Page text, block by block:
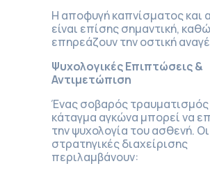
Η αποφυγή καπνίσματος και
είναι επίσης σημαντική,
επηρεάζουν την οστική
Ψυχολογικές Επιπτώσεις &
Αντιμετώπιση
Ένας σοβαρός
κάταγμα αγκώνα μπορεί να
την ψυχολογία του ασθενή.
στρατηγικές διαχείρισης
περιλαμβάνουν: